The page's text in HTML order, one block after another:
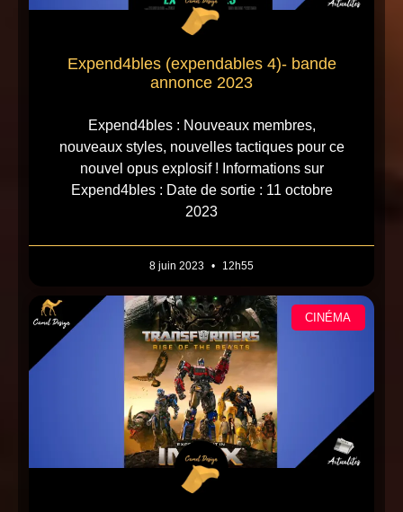
Expend4bles (expendables 4)- bande
annonce 2023
Expend4bles : Nouveaux membres,
nouveaux styles, nouvelles tactiques pour ce
nouvel opus explosif ! Informations sur
Expend4bles : Date de sortie : 11 octobre
2023
8 juin 2023 12h55
CINÉMA